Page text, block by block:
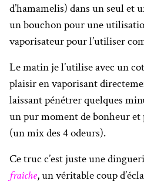
d’hamamelis) dans un seul et
un bouchon pour une
vaporisateur pour l’utiliser
Le matin je l’utilise avec un
plaisir en vaporisant
laissant pénétrer quelques
un pur moment de bonheur et
(un mix des 4 odeurs).
Ce truc c’est juste une
fraîche, un véritable coup